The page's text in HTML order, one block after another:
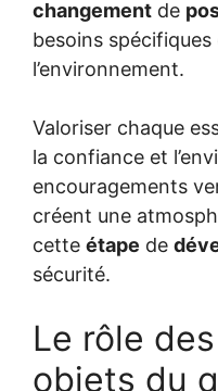
changement de
besoins
l’environnement.
Valoriser chaque
la confiance et
encouragements
créent une
cette étape de
sécurité.
Le rôle
objets du